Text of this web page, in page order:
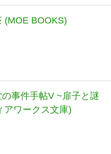
(MOE BOOKS)
事件手帖V ~扉子と謎
アワークス文庫)